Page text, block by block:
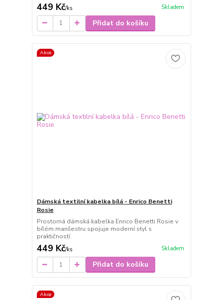
449 Kč/ks Skladem
Přidat do košíku
Akce
Dámská textilní kabelka bílá - Enrico Benetti
Rosie
Prostorná dámská kabelka Enrico Benetti Rosie v
bílém manšestru spojuje moderní styl s
praktičností.
449 Kč/ks Skladem
Přidat do košíku
Akce